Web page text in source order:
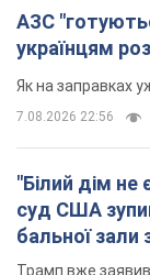
АЗС
українцям
Як на заправках
7.08.2026 22:56
"Білий дім не
суд США
бальної зали
Трамп вже